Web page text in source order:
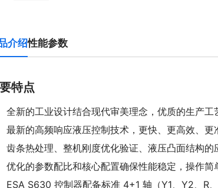
介绍性能参数
特点
全新的工业设计结合现代审美理念，优质的生产工
最新的高频响应液压控制技术，更快、更高效、更
齿条热处理、整机刚度优化验证、液压凸面结构
优化的参数配比和核心配置确保性能稳定，操作简
ESA S630 控制器配备标准 4+1 轴（Y1、Y2、R